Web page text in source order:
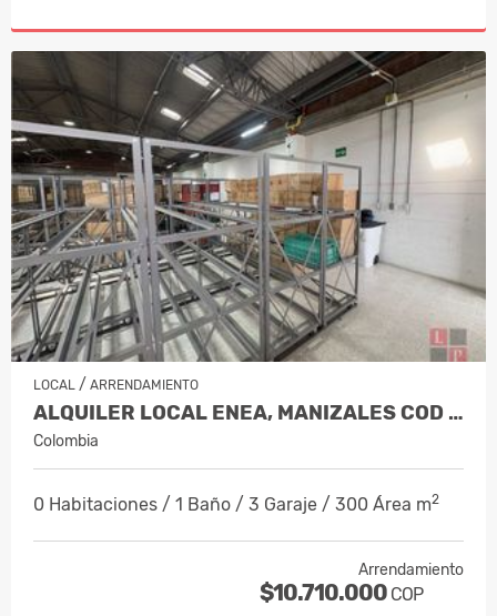
LOCAL / ARRENDAMIENTO
ALQUILER LOCAL ENEA, MANIZALES COD 1…
Colombia
0 Habitaciones / 1 Baño / 3 Garaje / 300 Área m2
Arrendamiento
$10.710.000 COP